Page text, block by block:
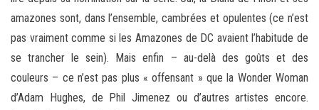
amazones sont, dans l’ensemble, cambrées et opulentes (ce n’est
pas vraiment comme si les Amazones de DC avaient l’habitude de
se trancher le sein). Mais enfin – au-delà des goûts et des
couleurs – ce n’est pas plus « offensant » que la Wonder Woman
d’Adam Hughes, de Phil Jimenez ou d’autres artistes encore.